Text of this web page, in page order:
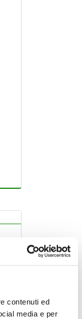
contenuti ed
media e per